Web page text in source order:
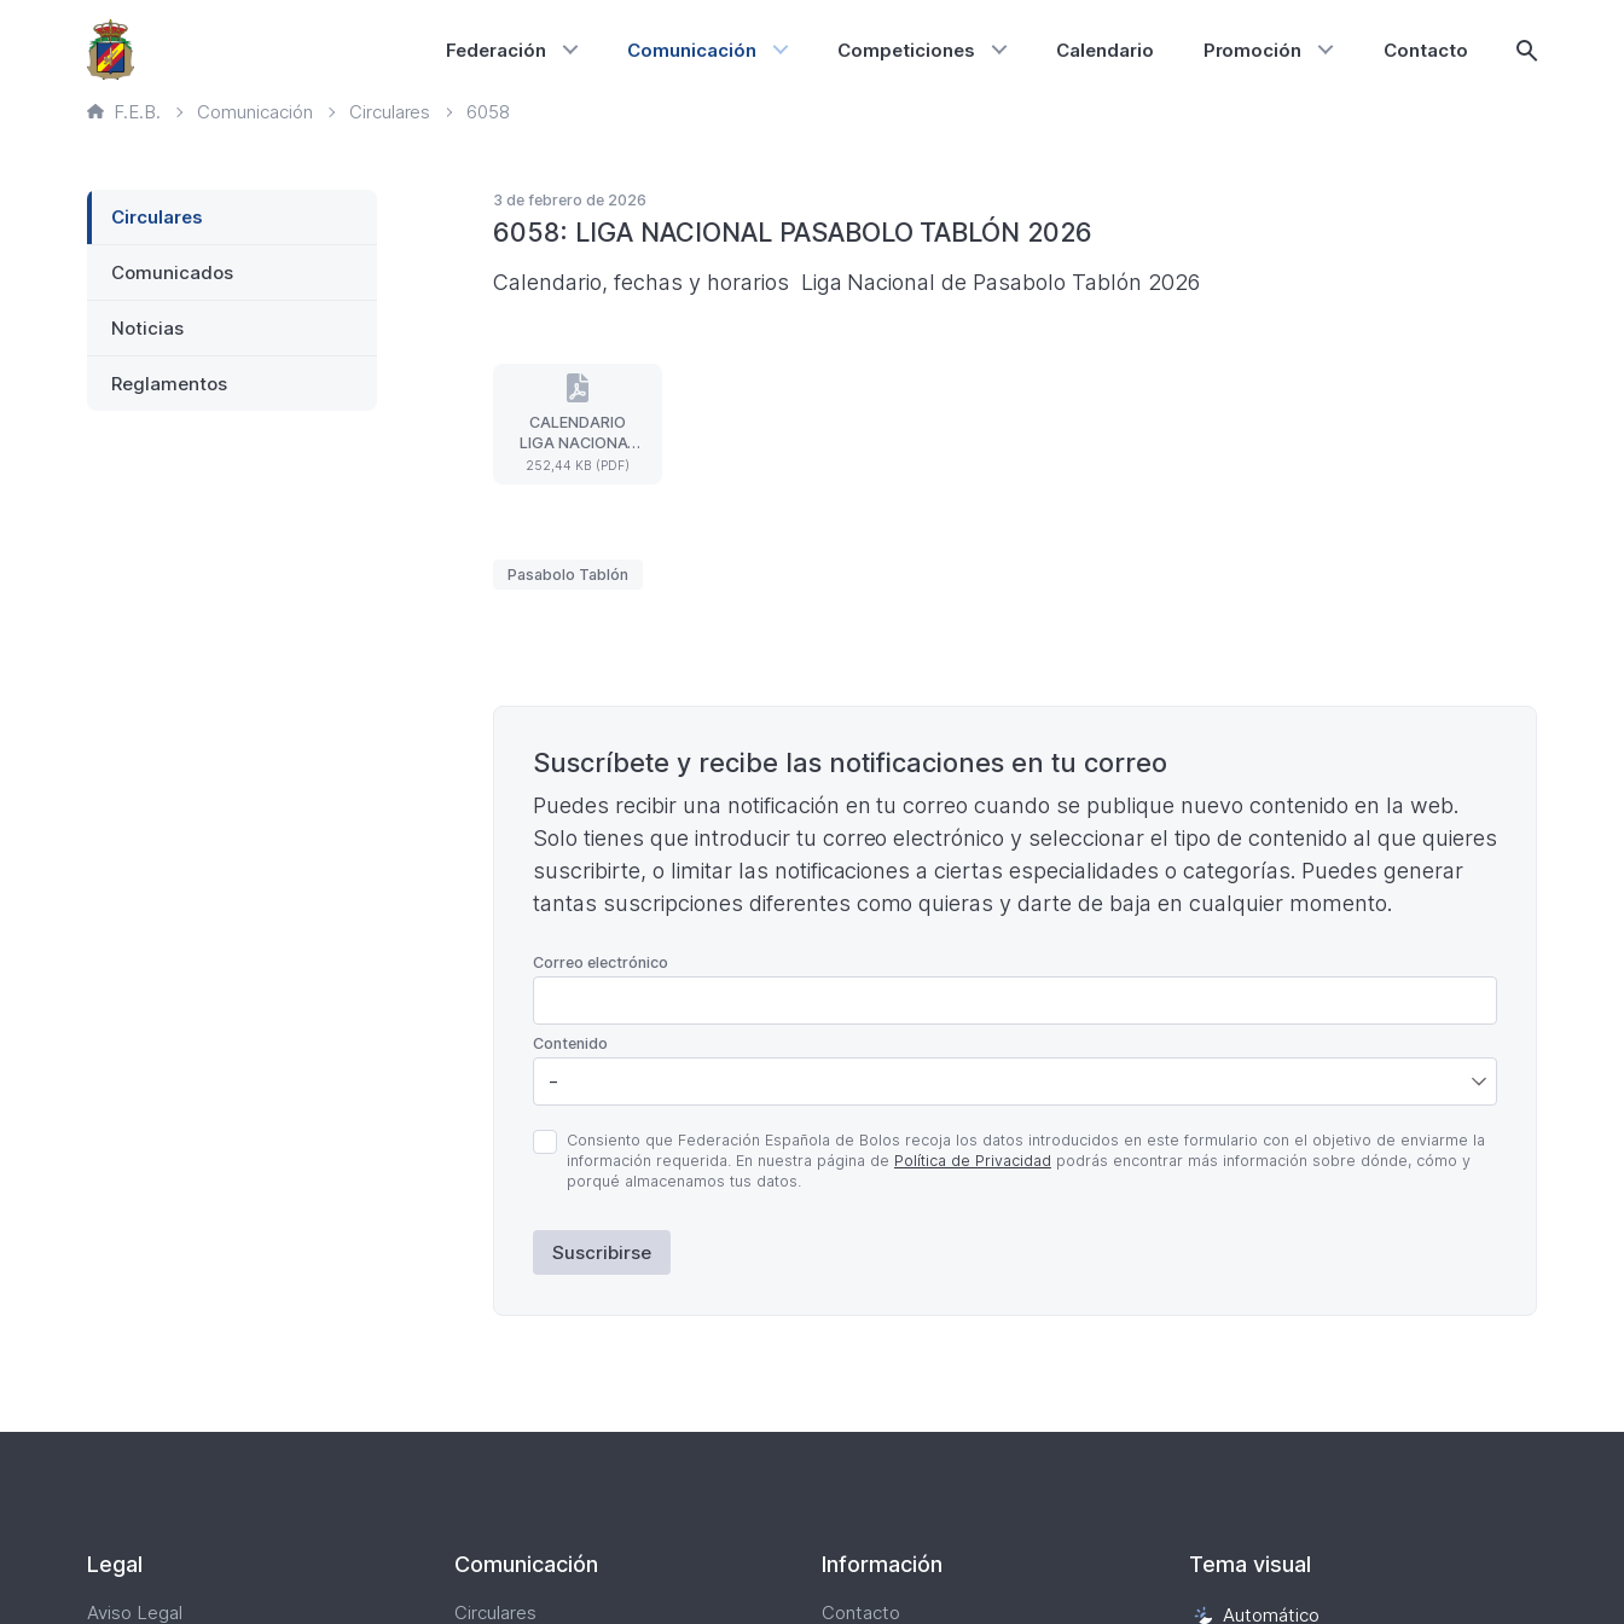
principal
Principal
Federación Comunicación Competiciones Calendario Promoción Contacto
Mostrar
Ruta
actual
F.E.B. Comunicación Circulares 6058
3 de febrero de 2026
6058: LIGA NACIONAL PASABOLO TABLÓN 2026
Calendario, fechas y horarios Liga Nacional de Pasabolo Tablón 2026
CALENDARIO
LIGA NACIONAL
DE PASABOLO
252,44 KB (PDF)
CALENDARIO
LIGA
NACIONAL
(Formato
Etiquetas
Pasabolo Tablón
Suscríbete y recibe las notificaciones en tu correo
Puedes recibir una notificación en tu correo cuando se publique nuevo contenido en la web.
Solo tienes que introducir tu correo electrónico y seleccionar el tipo de contenido al que quieres
suscribirte, o limitar las notificaciones a ciertas especialidades o categorías. Puedes generar
tantas suscripciones diferentes como quieras y darte de baja en cualquier momento.
Correo electrónico
Contenido
Política
de
Privacidad
Consiento que Federación Española de Bolos recoja los datos introducidos en este formulario con el objetivo de enviarme la
información requerida. En nuestra página de Política de Privacidad podrás encontrar más información sobre dónde, cómo y
porqué almacenamos tus datos.
Suscribirse
Lateral
Circulares
Comunicados
Noticias
Reglamentos
Legal
Aviso Legal
Comunicación
Circulares
Información
Contacto
Tema visual
Automático